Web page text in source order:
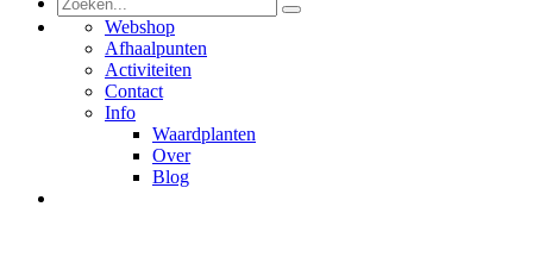
Webshop
Afhaalpunten
Activiteiten
Contact
Info
Waardplanten
Over
Blog